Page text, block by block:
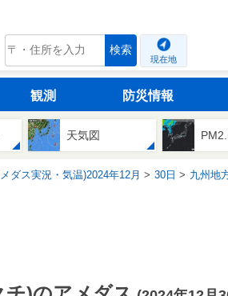
tenki.jp 検索
現在地
観測 防災情報
天気図
ダス実況・気温)2024年12月 30日 九州地